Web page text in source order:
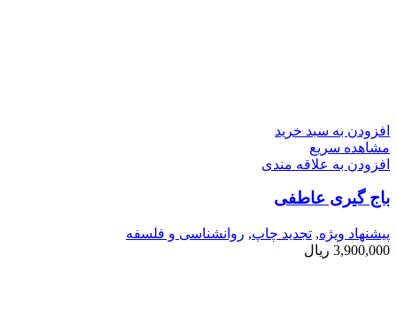
افزودن به سبد خرید
مشاهده سریع
افزودن به علاقه مندی
باج گیری عاطفی
پیشنهاد ویژه, تجدید چاپ, روانشناسی و فلسفه
3,900,000 ریال